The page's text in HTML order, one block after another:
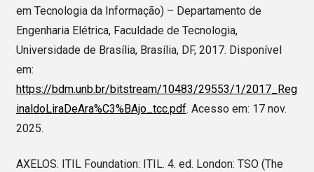
em Tecnologia da Informação) – Departamento de
Engenharia Elétrica, Faculdade de Tecnologia,
Universidade de Brasília, Brasília, DF, 2017. Disponível
em:
https://bdm.unb.br/bitstream/10483/29553/1/2017_Reg
inaldoLiraDeAra%C3%BAjo_tcc.pdf. Acesso em: 17 nov.
2025.
AXELOS. ITIL Foundation: ITIL. 4. ed. London: TSO (The